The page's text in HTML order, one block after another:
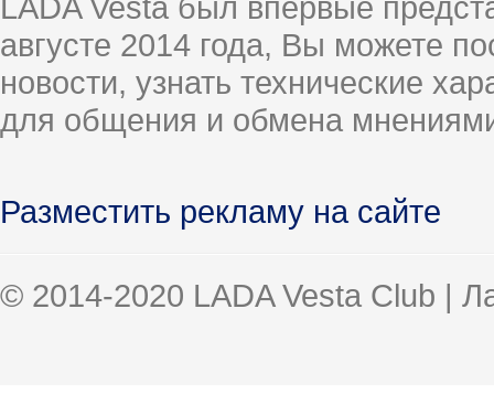
августе 2014 года, Вы можете
новости, узнать технические
для общения и обмена
Разместить рекламу на сайте
© 2014-2020 LADA Vesta Club |